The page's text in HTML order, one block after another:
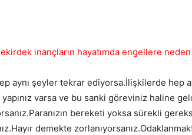
inançların hayatımda engellere
aynı şeyler tekrar ediyorsa.İlişkilerde hep
yapınız varsa ve bu sanki göreviniz haline
bereketi yoksa sürekli
demekte